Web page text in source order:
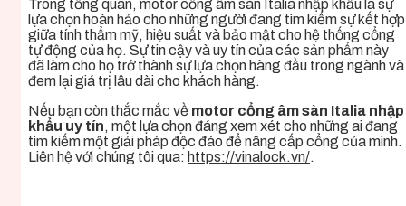
Trong tổng quan, motor cổng âm sàn Italia nhập khẩu là sự
lựa chọn hoàn hảo cho những người đang tìm kiếm sự kết hợp
giữa tính thẩm mỹ, hiệu suất và bảo mật cho hệ thống cổng
tự động của họ. Sự tin cậy và uy tín của các sản phẩm này
đã làm cho họ trở thành sự lựa chọn hàng đầu trong ngành và
đem lại giá trị lâu dài cho khách hàng.
Nếu bạn còn thắc mắc về motor cổng âm sàn Italia nhập
khẩu uy tín, một lựa chọn đáng xem xét cho những ai đang
tìm kiếm một giải pháp độc đáo để nâng cấp cổng của mình.
Liên hệ với chúng tôi qua: https://vinalock.vn/.